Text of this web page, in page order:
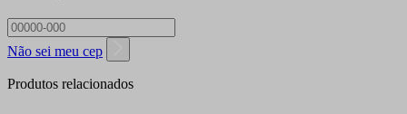
Não sei meu cep
Produtos relacionados